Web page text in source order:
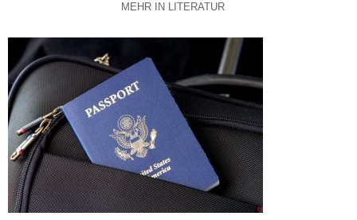
MEHR IN LITERATUR